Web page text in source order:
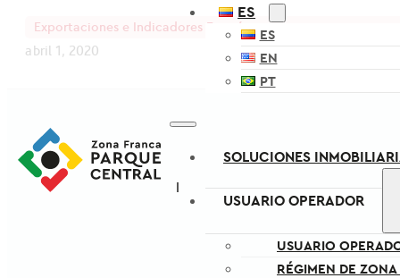
ES
ES
EN
PT
SOLUCIONES
USUARIO OPERADOR
USUARIO
RÉGIMEN DE
Exportaciones e Indicadores Económicos
abril 1, 2020